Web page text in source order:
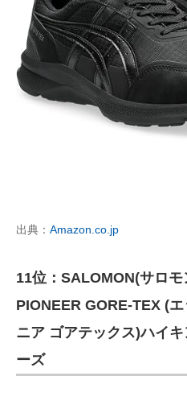
出典： Amazon.co.jp
11位：SALOMON(サロ
PIONEER GORE-TEX (
ニア ゴアテックス)ハイ
ーズ